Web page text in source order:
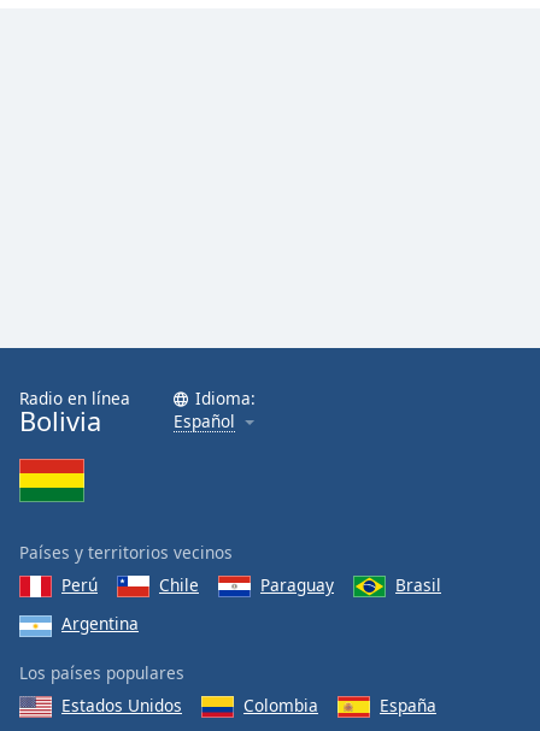
Radio en línea
Bolivia
Idioma:
Español
Países y territorios vecinos
Perú
Chile Paraguay
Brasil
Argentina
Los países populares
Estados Unidos
Colombia
España